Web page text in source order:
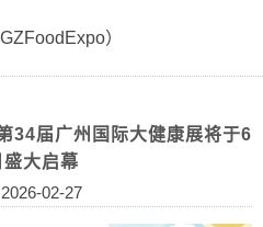
）
34届广州国际大健康展将于6
盛大启幕
2026-02-27